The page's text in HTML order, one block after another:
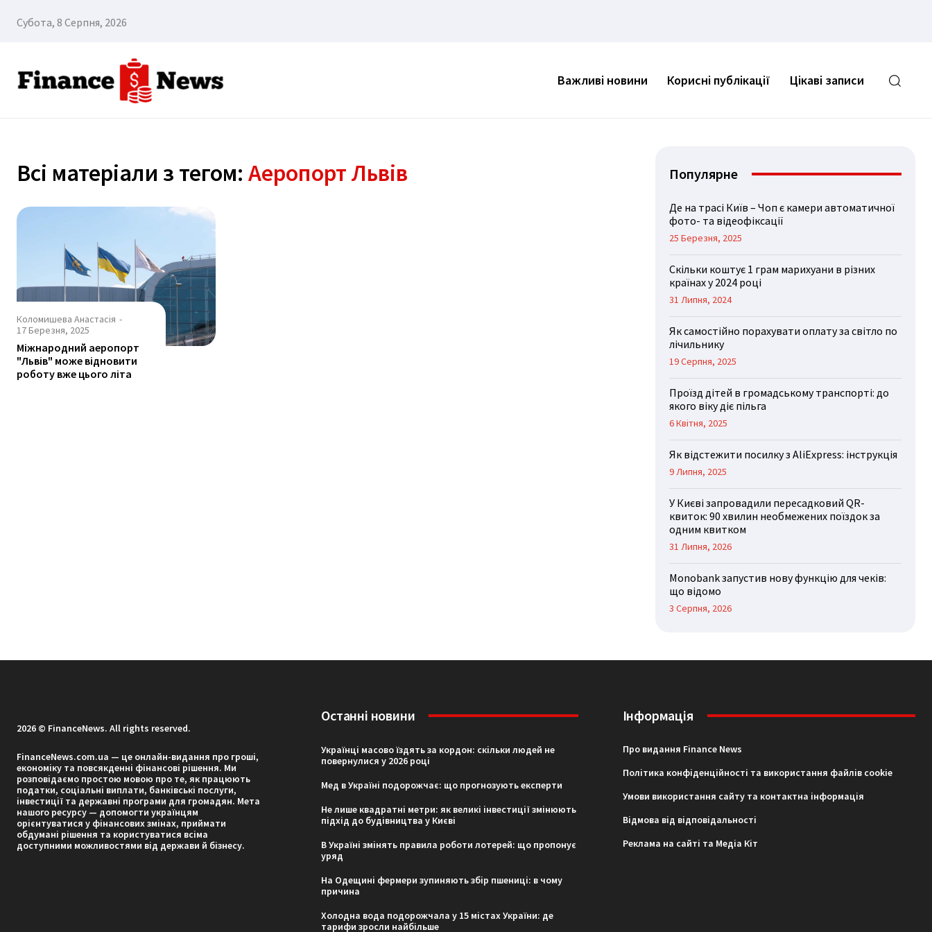
Субота, 8 Серпня, 2026
Важливі новини Корисні публікації Цікаві записи
Всі матеріали з тегом: Аеропорт Львів
Коломишева Анастасія -
17 Березня, 2025
Міжнародний аеропорт
"Львів" може відновити
роботу вже цього літа
Популярне
Де на трасі Київ – Чоп є камери автоматичної
фото- та відеофіксації
25 Березня, 2025
Скільки коштує 1 грам марихуани в різних
країнах у 2024 році
31 Липня, 2024
Як самостійно порахувати оплату за світло по
лічильнику
19 Серпня, 2025
Проїзд дітей в громадському транспорті: до
якого віку діє пільга
6 Квітня, 2025
Як відстежити посилку з AliExpress: інструкція
9 Липня, 2025
У Києві запровадили пересадковий QR-
квиток: 90 хвилин необмежених поїздок за
одним квитком
31 Липня, 2026
Monobank запустив нову функцію для чеків:
що відомо
3 Серпня, 2026
2026 © FinanceNews. All rights reserved.
FinanceNews.com.ua — це онлайн-видання про гроші,
економіку та повсякденні фінансові рішення. Ми
розповідаємо простою мовою про те, як працюють
податки, соціальні виплати, банківські послуги,
інвестиції та державні програми для громадян. Мета
нашого ресурсу — допомогти українцям
орієнтуватися у фінансових змінах, приймати
обдумані рішення та користуватися всіма
доступними можливостями від держави й бізнесу.
Останні новини
Українці масово їздять за кордон: скільки людей не
повернулися у 2026 році
Мед в Україні подорожчає: що прогнозують експерти
Не лише квадратні метри: як великі інвестиції змінюють
підхід до будівництва у Києві
В Україні змінять правила роботи лотерей: що пропонує
уряд
На Одещині фермери зупиняють збір пшениці: в чому
причина
Холодна вода подорожчала у 15 містах України: де
тарифи зросли найбільше
Інформація
Про видання Finance News
Політика конфіденційності та використання файлів cookie
Умови використання сайту та контактна інформація
Відмова від відповідальності
Реклама на сайті та Медіа Кіт